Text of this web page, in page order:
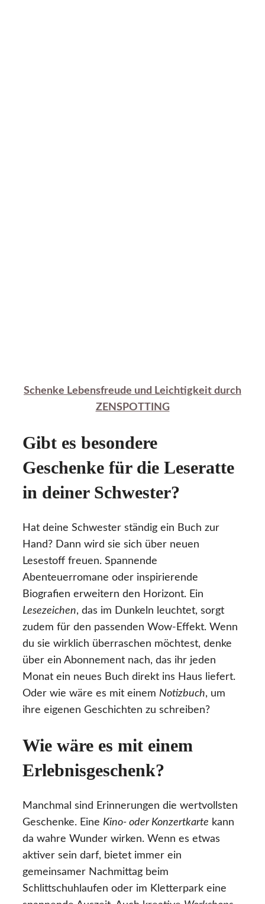
Schenke Lebensfreude und Leichtigkeit durch
ZENSPOTTING
Gibt es besondere
Geschenke für die Leseratte
in deiner Schwester?
Hat deine Schwester ständig ein Buch zur
Hand? Dann wird sie sich über neuen
Lesestoff freuen. Spannende
Abenteuerromane oder inspirierende
Biografien erweitern den Horizont. Ein
Lesezeichen, das im Dunkeln leuchtet, sorgt
zudem für den passenden Wow-Effekt. Wenn
du sie wirklich überraschen möchtest, denke
über ein Abonnement nach, das ihr jeden
Monat ein neues Buch direkt ins Haus liefert.
Oder wie wäre es mit einem Notizbuch, um
ihre eigenen Geschichten zu schreiben?
Wie wäre es mit einem
Erlebnisgeschenk?
Manchmal sind Erinnerungen die wertvollsten
Geschenke. Eine Kino- oder Konzertkarte kann
da wahre Wunder wirken. Wenn es etwas
aktiver sein darf, bietet immer ein
gemeinsamer Nachmittag beim
Schlittschuhlaufen oder im Kletterpark eine